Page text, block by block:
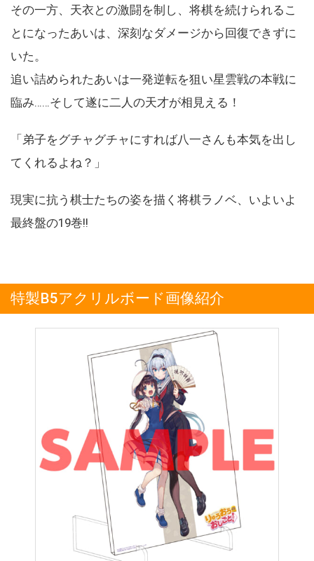
その一方、天衣との激闘を制し、将棋を続けられるこ
とになったあいは、深刻なダメージから回復できずに
いた。
追い詰められたあいは一発逆転を狙い星雲戦の本戦に
臨み……そして遂に二人の天才が相見える！
「弟子をグチャグチャにすれば八一さんも本気を出し
てくれるよね？」
現実に抗う棋士たちの姿を描く将棋ラノベ、いよいよ
最終盤の19巻!!
特製B5アクリルボード画像紹介